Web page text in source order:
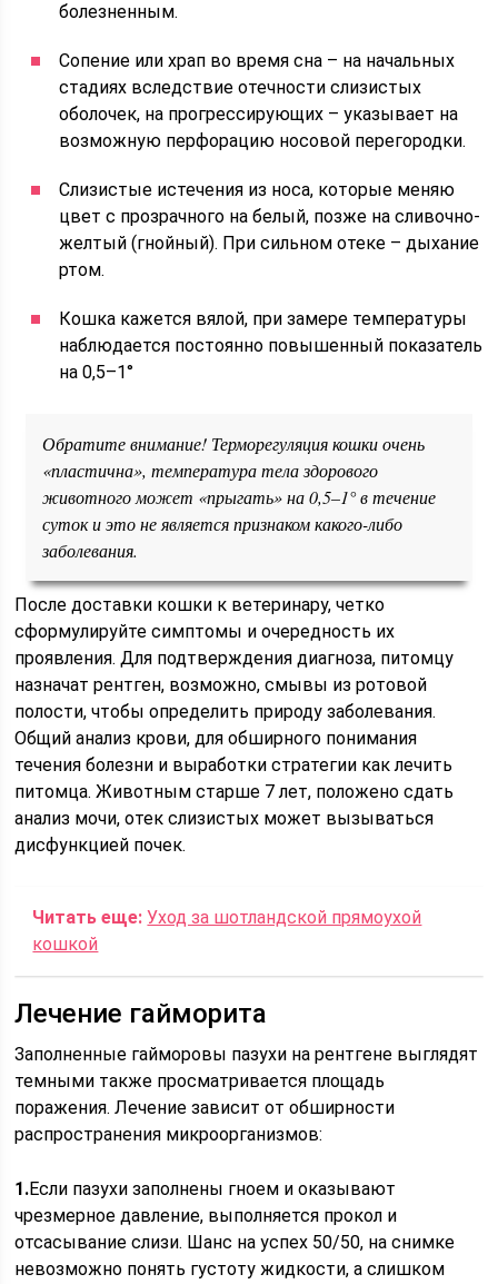
болезненным.
Сопение или храп во время сна – на начальных
стадиях вследствие отечности слизистых
оболочек, на прогрессирующих – указывает на
возможную перфорацию носовой перегородки.
Слизистые истечения из носа, которые меняю
цвет с прозрачного на белый, позже на сливочно-
желтый (гнойный). При сильном отеке – дыхание
ртом.
Кошка кажется вялой, при замере температуры
наблюдается постоянно повышенный показатель
на 0,5–1°
Обратите внимание! Терморегуляция кошки очень
«пластична», температура тела здорового
животного может «прыгать» на 0,5–1° в течение
суток и это не является признаком какого-либо
заболевания.
После доставки кошки к ветеринару, четко
сформулируйте симптомы и очередность их
проявления. Для подтверждения диагноза, питомцу
назначат рентген, возможно, смывы из ротовой
полости, чтобы определить природу заболевания.
Общий анализ крови, для обширного понимания
течения болезни и выработки стратегии как лечить
питомца. Животным старше 7 лет, положено сдать
анализ мочи, отек слизистых может вызываться
дисфункцией почек.
Читать еще: Уход за шотландской прямоухой
кошкой
Лечение гайморита
Заполненные гайморовы пазухи на рентгене выглядят
темными также просматривается площадь
поражения. Лечение зависит от обширности
распространения микроорганизмов:
1.Если пазухи заполнены гноем и оказывают
чрезмерное давление, выполняется прокол и
отсасывание слизи. Шанс на успех 50/50, на снимке
невозможно понять густоту жидкости, а слишком